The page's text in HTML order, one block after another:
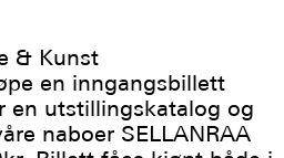
& Kunst
en inngangsbillett
en utstillingskatalog og
naboer SELLANRAA